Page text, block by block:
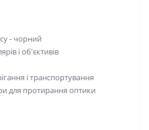
- чорний
і об'єктивів
і транспортування
для протирання оптики